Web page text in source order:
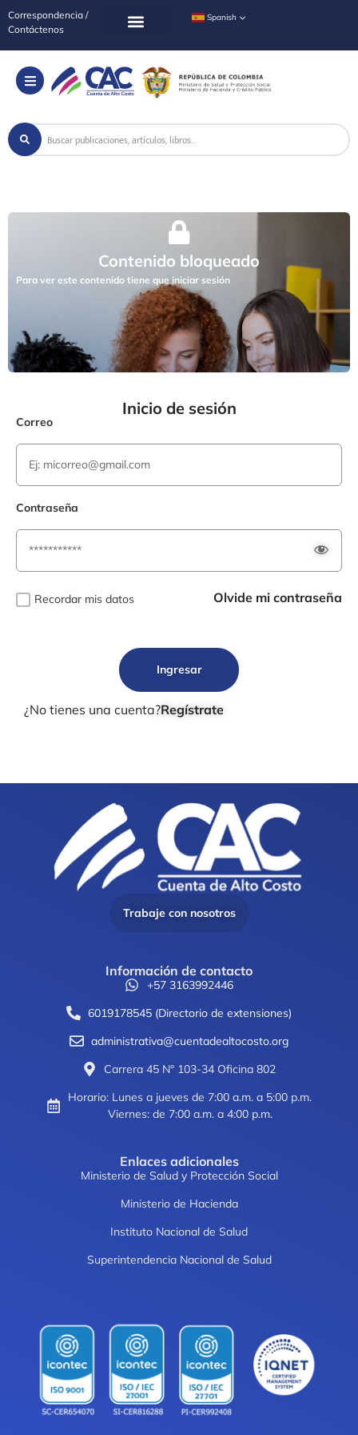
Correspondencia /
Contáctenos
Spanish
Contenido bloqueado
Para ver este contenido tiene que iniciar sesión
Inicio de sesión
Correo
Contraseña
Recordar mis datos Olvide mi contraseña
Ingresar
¿No tienes una cuenta?Regístrate
Trabaje con nosotros
Información de contacto
+57 3163992446
6019178545 (Directorio de extensiones)
administrativa@cuentadealtocosto.org
Carrera 45 N° 103-34 Oficina 802
Horario: Lunes a jueves de 7:00 a.m. a 5:00 p.m.
Viernes: de 7:00 a.m. a 4:00 p.m.
Enlaces adicionales
Ministerio de Salud y Protección Social
Ministerio de Hacienda
Instituto Nacional de Salud
Superintendencia Nacional de Salud